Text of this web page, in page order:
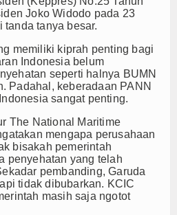
Joko Widodo pada 23
tanda tanya besar.
memiliki kiprah penting bagi
Indonesia belum
seperti halnya BUMN
Padahal, keberadaan PANN
sangat penting.
The National Maritime
mengapa perusahaan
bisakah pemerintah
penyehatan yang telah
pembanding, Garuda
tidak dibubarkan. KCIC
masih saja ngotot